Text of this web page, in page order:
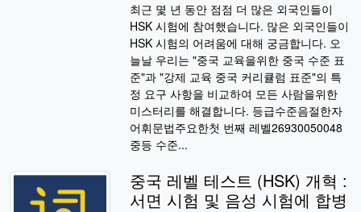
최근 몇 년 동안 점점 더 많은 외국인들이
HSK 시험에 참여했습니다. 많은 외국인들이
HSK 시험의 어려움에 대해 궁금합니다. 오
늘날 우리는 "중국 교육을위한 중국 수준 표
준"과 "강제 교육 중국 커리큘럼 표준"의 특
정 요구 사항을 비교하여 모든 사람을위한
미스터리를 해결합니다. 등급수준음절한자
어휘문법주요한첫 번째 레벨26930050048
중등 수준...
중국 레벨 테스트 (HSK) 개혁 :
서면 시험 및 음성 시험에 합병